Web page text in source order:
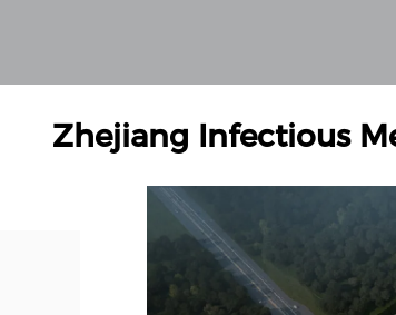
Zhejiang Infectious